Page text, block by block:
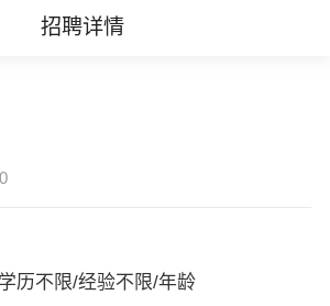
招聘详情
历不限/经验不限/年龄